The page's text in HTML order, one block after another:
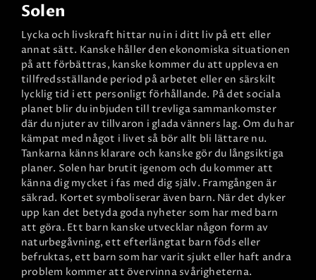
Solen
Lycka och livskraft hittar nu in i ditt liv på ett eller
annat sätt. Kanske håller den ekonomiska situationen
på att förbättras, kanske kommer du att uppleva en
tillfredsställande period på arbetet eller en särskilt
lycklig tid i ett personligt förhållande. På det sociala
planet blir du inbjuden till trevliga sammankomster
där du njuter av tillvaron i glada vänners lag. Om du har
kämpat med något i livet så bör allt bli lättare nu.
Tankarna känns klarare och kanske gör du långsiktiga
planer. Solen har brutit igenom och du kommer att
känna dig mycket i fas med dig själv. Framgången är
säkrad. Kortet symboliserar även barn. När det dyker
upp kan det betyda goda nyheter som har med barn
att göra. Ett barn kanske utvecklar någon form av
naturbegåvning, ett efterlängtat barn föds eller
befruktas, ett barn som har varit sjukt eller haft andra
problem kommer att övervinna svårigheterna.